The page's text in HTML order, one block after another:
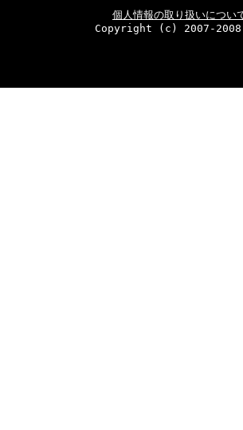
個人情報の取り扱いについ
Copyright (c) 2007-